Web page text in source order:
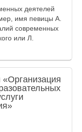
деятелей
имя певицы А.
современных
или Л.